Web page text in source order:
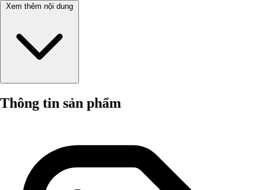
Xem thêm nội dung
Thông tin sản phẩm